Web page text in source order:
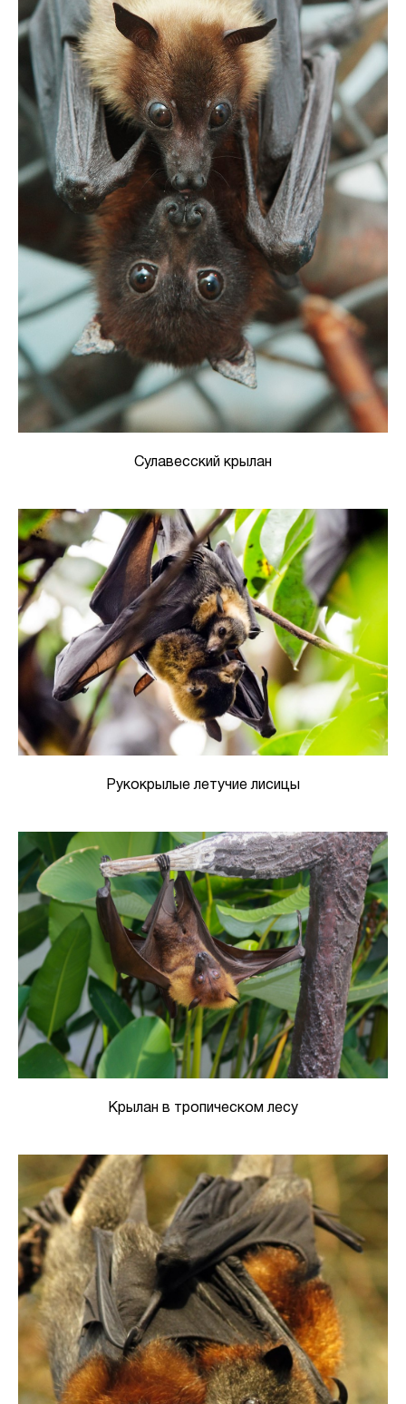
Сулавесский крылан
Рукокрылые летучие лисицы
Крылан в тропическом лесу